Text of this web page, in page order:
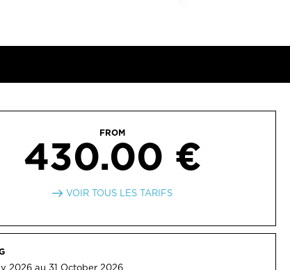
FROM
430.00 €
VOIR TOUS LES TARIFS
2026 au 31 October 2026